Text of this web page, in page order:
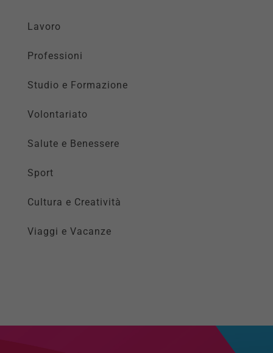
Lavoro
Professioni
Studio e Formazione
Volontariato
Salute e Benessere
Sport
Cultura e Creatività
Viaggi e Vacanze